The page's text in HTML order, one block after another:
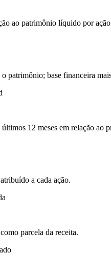
ao patrimônio líquido por
patrimônio; base financeira
12 meses em relação ao
a cada ação.
parcela da receita.